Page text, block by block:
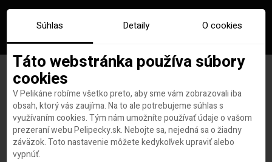
Značka:lacne letenky usa
Súhlas Detaily O cookies
Táto webstránka používa súbory
cookies
V Pelikáne robíme všetko preto, aby sme vám zobrazovali iba
obsah, ktorý vás zaujíma. Na to ale potrebujeme súhlas s
využívaním cookies. Tým nám umožníte používať údaje o vašom
prezeraní webu Pelipecky.sk. Nebojte sa, nejedná sa o žiadny
záväzok. Toto nastavenie môžete kedykoľvek upraviť alebo
vypnúť.